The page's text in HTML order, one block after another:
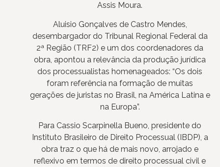
Assis Moura.
Aluisio Gonçalves de Castro Mendes,
desembargador do Tribunal Regional Federal da
2ª Região (TRF2) e um dos coordenadores da
obra, apontou a relevância da produção jurídica
dos processualistas homenageados: “Os dois
foram referência na formação de muitas
gerações de juristas no Brasil, na América Latina e
na Europa”.
Para Cassio Scarpinella Bueno, presidente do
Instituto Brasileiro de Direito Processual (IBDP), a
obra traz o que há de mais novo, arrojado e
reflexivo em termos de direito processual civil e